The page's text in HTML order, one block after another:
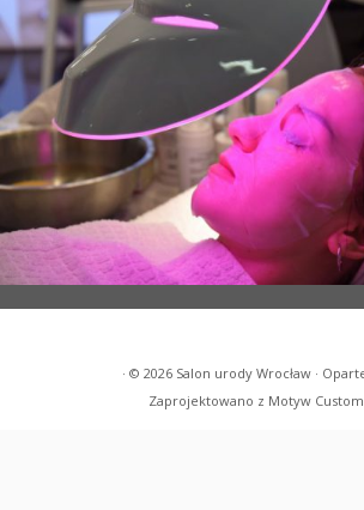
· © 2026 Salon urody Wrocław ·
Zaprojektowano z Motyw